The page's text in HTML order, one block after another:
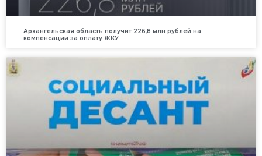
Архангельская область получит 226,8 млн рублей на
компенсации за оплату ЖКУ